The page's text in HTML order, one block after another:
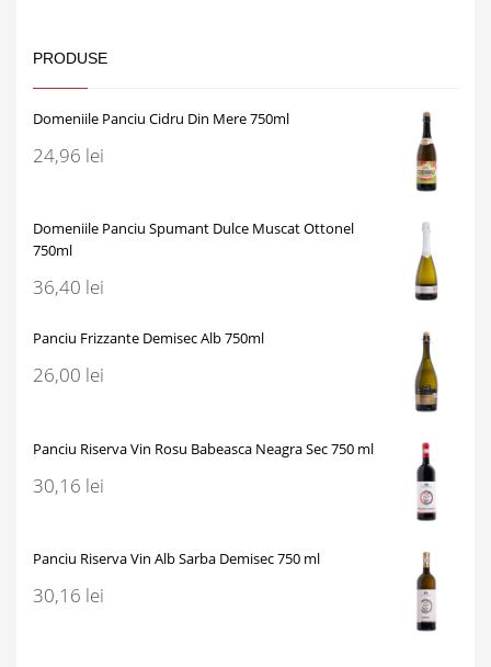
PRODUSE
Domeniile Panciu Cidru Din Mere 750ml
24,96 lei
Domeniile Panciu Spumant Dulce Muscat Ottonel
750ml
36,40 lei
Panciu Frizzante Demisec Alb 750ml
26,00 lei
Panciu Riserva Vin Rosu Babeasca Neagra Sec 750 ml
30,16 lei
Panciu Riserva Vin Alb Sarba Demisec 750 ml
30,16 lei